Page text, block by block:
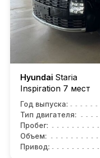
Hyundai Staria
Inspiration 7 мест
Год выпуска:
Тип двигателя:
Пробег:
Объем:
Привод: